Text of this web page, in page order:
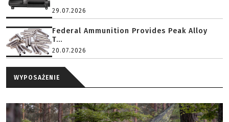
29.07.2026
Federal Ammunition Provides Peak Alloy
T...
20.07.2026
WYPOSAŻENIE